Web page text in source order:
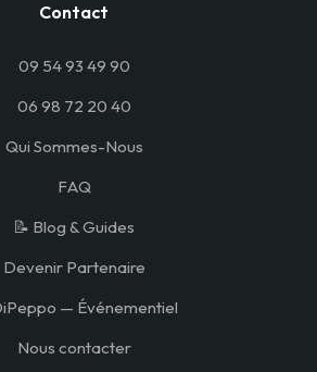
Contact
09 54 93 49 90
06 98 72 20 40
Qui Sommes-Nous
FAQ
📝 Blog & Guides
Devenir Partenaire
— Événementiel
Nous contacter